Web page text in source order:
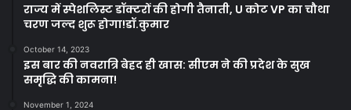
राज्य में स्पेशलिस्ट डॉक्टरों की होगी तैनाती, U कोट VP का चौथा
चरण जल्द शुरू होगा!डॉ.कुमार
October 14, 2023
इस बार की नवरात्रि बेहद ही खास: सीएम ने की प्रदेश के सुख
समृद्धि की कामना!
November 1, 2024